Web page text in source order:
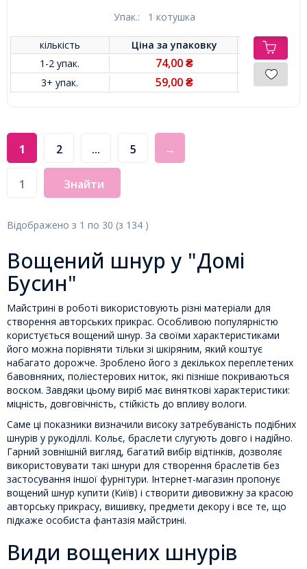
Упак.: 1 котушка
кількість Ціна заупаковку
1-2 упак.
74,00₴
3+ упак. 59,00₴
1 2 ... 5 →
Знайти
Відображено з 1 по 30 (з 134 )
Вощений шнур у "Домі
Бусин"
Майстрині в роботі використовують різні матеріали для
створення авторських прикрас. Особливою популярністю
користується вощений шнур. За своїми характеристиками
його можна порівняти тільки зі шкіряним, який коштує
набагато дорожче. Зроблено його з декількох переплетених
бавовняних, поліестерових ниток, які пізніше покриваються
воском. Завдяки цьому виріб має виняткові характеристики:
міцність, довговічність, стійкість до впливу вологи.
Саме ці показники визначили високу затребуваність подібних
шнурів у рукоділлі. Кольє, браслети слугують довго і надійно.
Гарний зовнішній вигляд, багатий вибір відтінків, дозволяє
використовувати такі шнури для створення браслетів без
застосування іншої фурнітури. Інтернет-магазин пропонує
вощений шнур купити (Київ) і створити дивовижну за красою
авторську прикрасу, вишивку, предмети декору і все те, що
підкаже особиста фантазія майстрині.
Види вощених шнурів